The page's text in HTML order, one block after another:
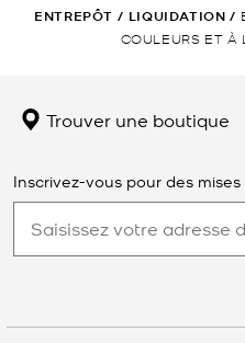
ENTREPÔT / LIQUIDATION /
COULEURS ET À
Trouver une boutique
Inscrivez-vous pour des